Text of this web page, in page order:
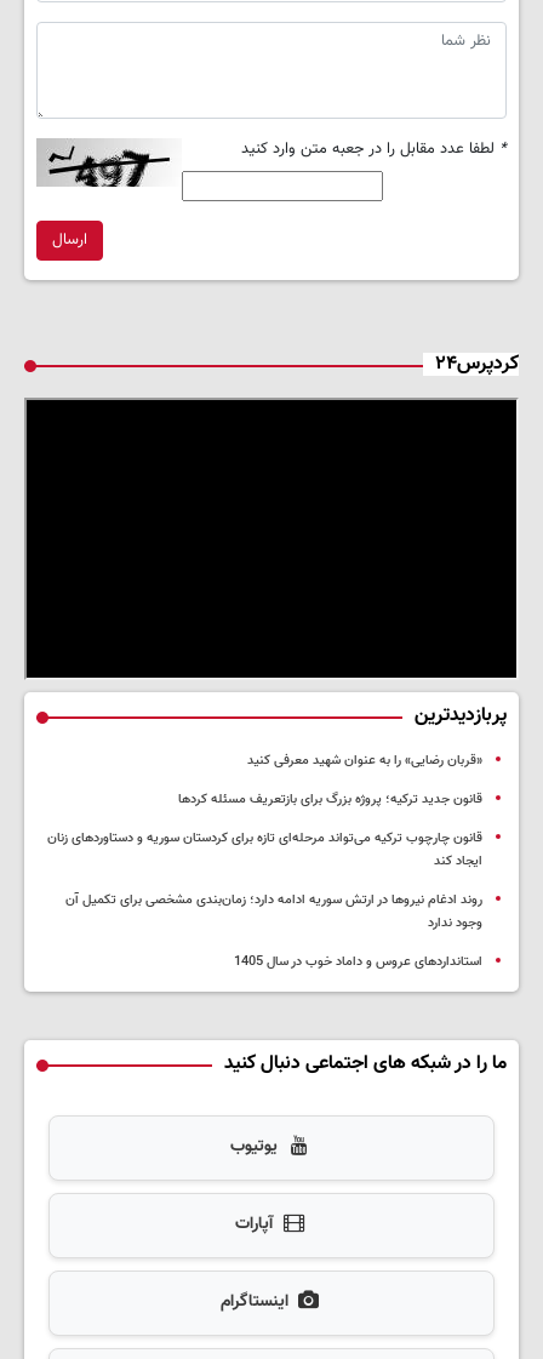
* لطفا عدد مقابل را در جعبه متن وارد کنید
ارسال
کردپرس۲۴
پربازدیدترین
«قربان رضایی» را به عنوان شهید معرفی کنید
قانون جدید ترکیه؛ پروژه بزرگ‌ برای بازتعریف مسئله کردها
قانون چارچوب ترکیه می‌تواند مرحله‌ای تازه برای کردستان سوریه و دستاوردهای زنان
ایجاد کند
روند ادغام نیروها در ارتش سوریه ادامه دارد؛ زمان‌بندی مشخصی برای تکمیل آن
وجود ندارد
استانداردهای عروس و داماد خوب در سال 1405
ما را در شبکه های اجتماعی دنبال کنید
یوتیوب
آپارات
اینستاگرام